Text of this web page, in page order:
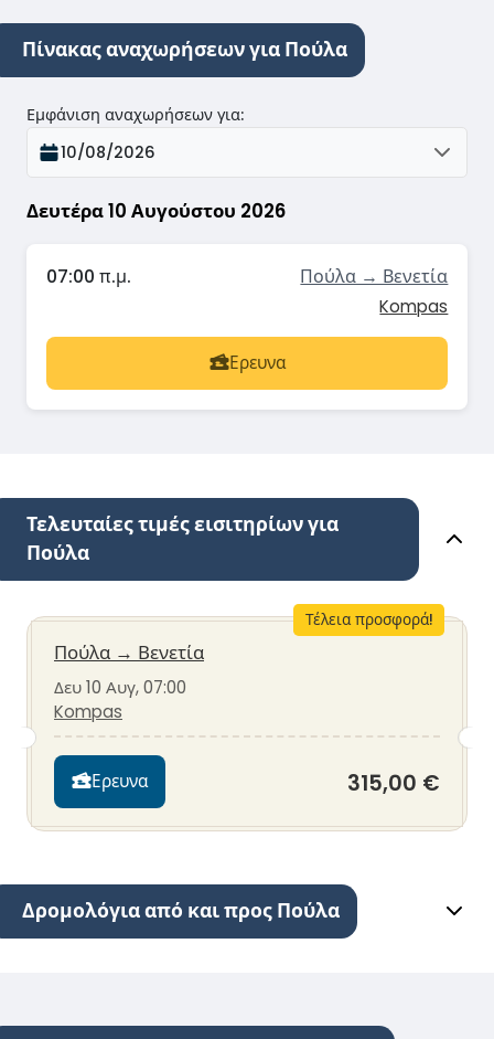
Πίνακας αναχωρήσεων για Πούλα
Δευτέρα 10 Αυγούστου 2026
Εμφάνιση αναχωρήσεων για:
10/08/2026
07:00 π.μ. Πούλα → Βενετία
Kompas
Ερευνα
Τελευταίες τιμές εισιτηρίων για
Πούλα
Τέλεια προσφορά!
Πούλα → Βενετία
Δευ 10 Αυγ, 07:00
Kompas
Ερευνα 315,00 €
Δρομολόγια από και προς Πούλα